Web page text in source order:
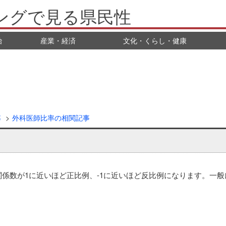
グで見る県民性
産業・経済 文化・くらし・健康
外科医師比率の相関記事
数が1に近いほど正比例、-1に近いほど反比例になります。一般